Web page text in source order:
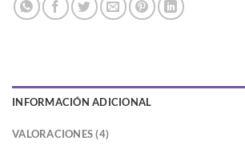
INFORMACIÓN ADICIONAL
VALORACIONES (4)